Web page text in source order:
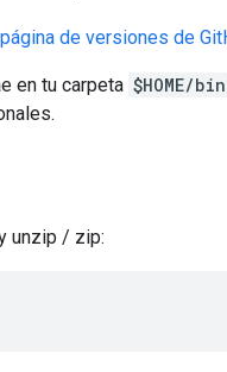
página de versiones de
en tu carpeta $HOME/bin
unzip / zip: